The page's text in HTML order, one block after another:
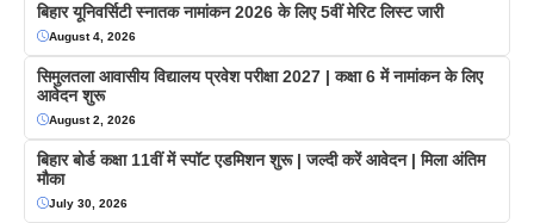
बिहार यूनिवर्सिटी स्नातक नामांकन 2026 के लिए 5वीं मेरिट लिस्ट जारी
August 4, 2026
सिमुलतला आवासीय विद्यालय प्रवेश परीक्षा 2027 | कक्षा 6 में नामांकन के लिए
आवेदन शुरू
August 2, 2026
बिहार बोर्ड कक्षा 11वीं में स्पॉट एडमिशन शुरू | जल्दी करें आवेदन | मिला अंतिम
मौका
July 30, 2026